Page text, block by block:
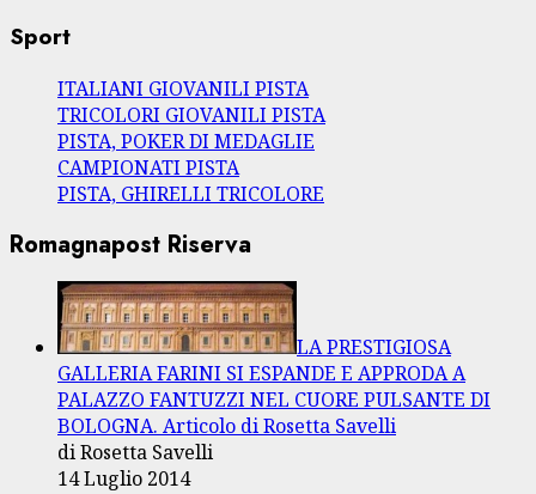
Sport
ITALIANI GIOVANILI PISTA
TRICOLORI GIOVANILI PISTA
PISTA, POKER DI MEDAGLIE
CAMPIONATI PISTA
PISTA, GHIRELLI TRICOLORE
Romagnapost Riserva
LA PRESTIGIOSA
GALLERIA FARINI SI ESPANDE E APPRODA A
PALAZZO FANTUZZI NEL CUORE PULSANTE DI
BOLOGNA. Articolo di Rosetta Savelli
di Rosetta Savelli
14 Luglio 2014